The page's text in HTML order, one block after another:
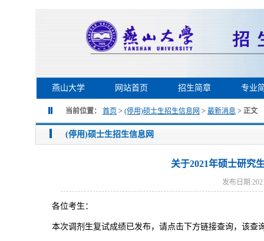
燕山大学 网站首页 招生简章 专业
当前位置： 首页 > (停用)硕士生招生信息网 > 最新消息 > 正文
(停用)硕士生招生信息网
关于2021年硕士研究
发布日期
各位考生：
本次调剂生复试成绩已发布，请点击下方链接查询，该查